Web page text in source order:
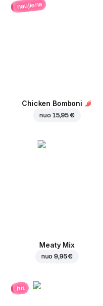
naujiena
Chicken Bomboni
nuo 15,95 €
Meaty Mix
nuo9,95 €
hit